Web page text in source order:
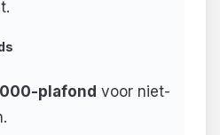
plafond voor niet-